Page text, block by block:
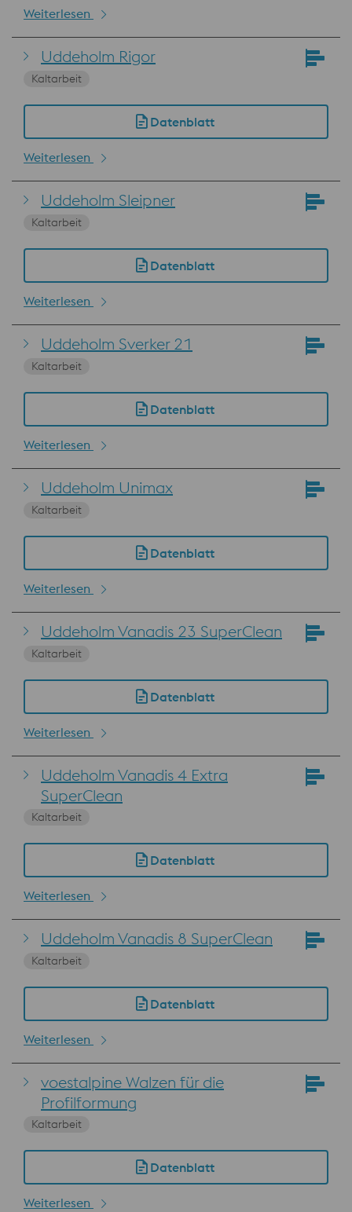
Weiterlesen
Uddeholm Rigor
Kaltarbeit
Datenblatt
Weiterlesen
Uddeholm Sleipner
Kaltarbeit
Datenblatt
Weiterlesen
Uddeholm Sverker 21
Kaltarbeit
Datenblatt
Weiterlesen
Uddeholm Unimax
Kaltarbeit
Datenblatt
Weiterlesen
Uddeholm Vanadis 23 SuperClean
Kaltarbeit
Datenblatt
Weiterlesen
Uddeholm Vanadis 4 Extra
SuperClean
Kaltarbeit
Datenblatt
Weiterlesen
Uddeholm Vanadis 8 SuperClean
Kaltarbeit
Datenblatt
Weiterlesen
voestalpine Walzen für die
Profilformung
Kaltarbeit
Datenblatt
Weiterlesen